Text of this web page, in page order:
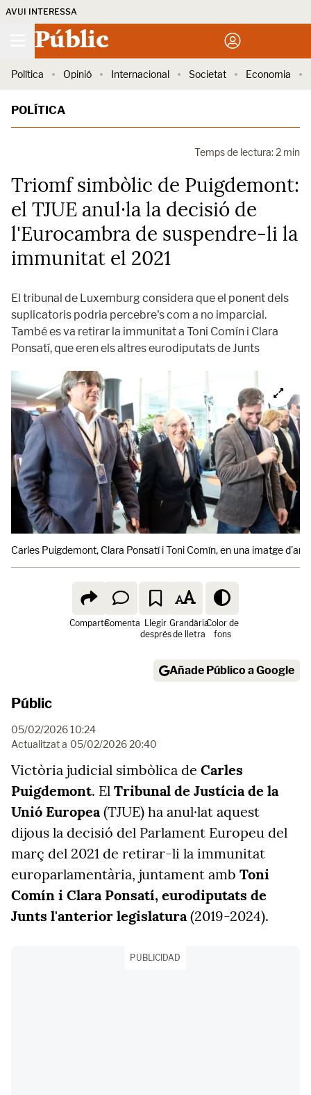
AVUI INTERESSA
Públic
Política Opinió Internacional Societat Economia
POLÍTICA
Temps de lectura: 2 min
Triomf simbòlic de Puigdemont:
el TJUE anul·la la decisió de
l'Eurocambra de suspendre-li la
immunitat el 2021
El tribunal de Luxemburg considera que el ponent dels
suplicatoris podria percebre's com a no imparcial.
També es va retirar la immunitat a Toni Comín i Clara
Ponsatí, que eren els altres eurodiputats de Junts
Carles Puigdemont, Clara Ponsatí i Toni Comín, en una imatge
ComparteComenta Llegir
després
Grandària
de lletra
Color de
fons
Añade Público a Google
Públic
05/02/2026 10:24
Actualitzat a 05/02/2026 20:40
Victòria judicial simbòlica de Carles
Puigdemont. El Tribunal de Justícia de la
Unió Europea(TJUE) ha anul·lat aquest
dijous la decisió del Parlament Europeu del
març del 2021 de retirar-li la immunitat
europarlamentària, juntament amb Toni
Comín i Clara Ponsatí, eurodiputats de
Junts l'anterior legislatura(2019-2024).
PUBLICIDAD